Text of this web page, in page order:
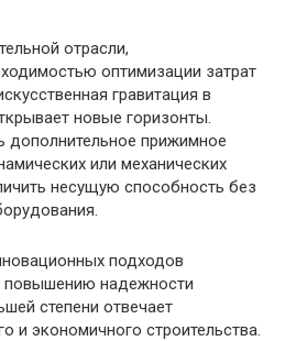
отрасли,
оптимизации затрат
гравитация в
новые горизонты.
дополнительное прижимное
или механических
несущую способность без
подходов
повышению надежности
степени отвечает
и экономичного строительства.